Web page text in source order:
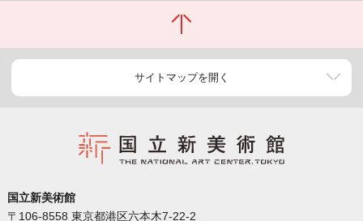
サイトマップを開く
国立新美術館
〒106-8558 東京都港区六本木7-22-2